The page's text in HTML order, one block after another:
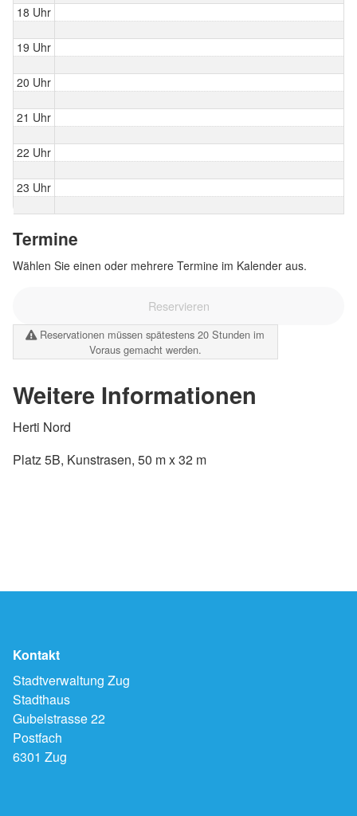
18 Uhr
19 Uhr
20 Uhr
21 Uhr
22 Uhr
23 Uhr
Termine
Wählen Sie einen oder mehrere Termine im Kalender aus.
Reservieren
Reservationen müssen spätestens 20 Stunden im
Voraus gemacht werden.
Weitere Informationen
Herti Nord
Platz 5B, Kunstrasen, 50 m x 32 m
Kontakt
Stadtverwaltung Zug
Stadthaus
Gubelstrasse 22
Postfach
6301 Zug